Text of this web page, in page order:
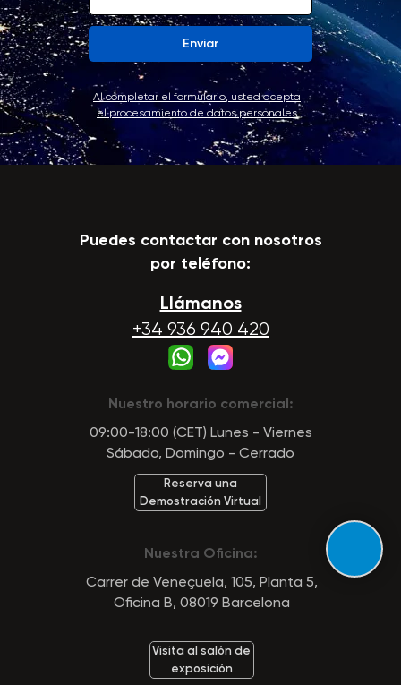
Enviar
Al completar el formulario, usted acepta
el procesamiento de datos personales
Llámanos
+34 936 940 420
Puedes contactar con nosotros
por teléfono:
Nuestro horario comercial:
09:00-18:00 (CET) Lunes - Viernes
Sábado, Domingo - Cerrado
Nuestra Oficina:
Carrer de Veneçuela, 105, Planta 5,
Oficina B, 08019 Barcelona
Reserva una
Demostración Virtual
Visita al salón de
exposición